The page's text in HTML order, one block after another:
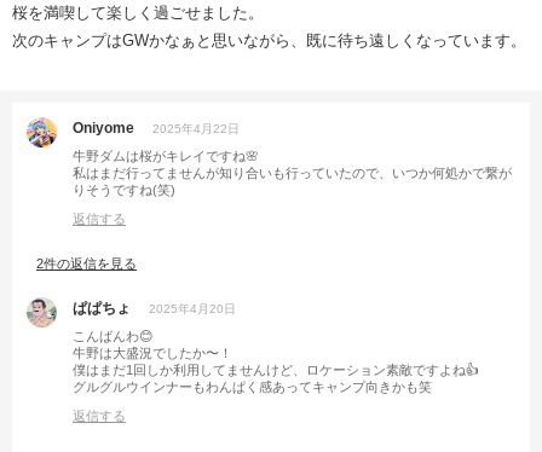
桜を満喫して楽しく過ごせました。
次のキャンプはGWかなぁと思いながら、既に待ち遠しくなっています。
Oniyome 2025年4月22日
牛野ダムは桜がキレイですね🌸
私はまだ行ってませんが知り合いも行っていたので、いつか何処かで繋が
りそうですね(笑)
返信する
2件の返信を見る
ぱぱちょ 2025年4月20日
こんばんわ😊
牛野は大盛況でしたか〜！
僕はまだ1回しか利用してませんけど、ロケーション素敵ですよね👍
グルグルウインナーもわんぱく感あってキャンプ向きかも笑
返信する